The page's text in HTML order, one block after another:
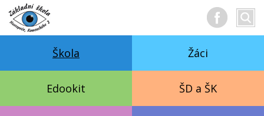
text
Škola Žáci
Edookit ŠD a ŠK